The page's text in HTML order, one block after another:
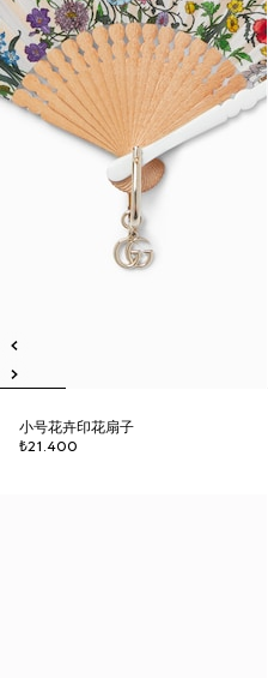
小号花卉印花扇子
₺21.400